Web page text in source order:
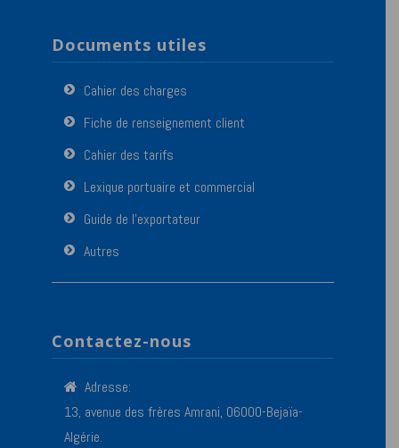
Documents utiles
Cahier des charges
Fiche de renseignement client
Cahier des tarifs
Lexique portuaire et commercial
Guide de l’exportateur
Autres
Contactez-nous
Adresse:
13, avenue des frères Amrani, 06000-Bejaïa-
Algérie.